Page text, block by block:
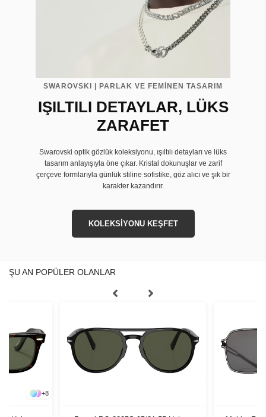
SWAROVSKI | PARLAK VE FEMİNEN TASARIM
IŞILTILI DETAYLAR, LÜKS
ZARAFET
Swarovski optik gözlük koleksiyonu, ışıltılı detayları ve lüks
tasarım anlayışıyla öne çıkar. Kristal dokunuşlar ve zarif
çerçeve formlarıyla günlük stiline sofistike, göz alıcı ve şık bir
karakter kazandırır.
KOLEKSİYONU KEŞFET
ŞU AN POPÜLER OLANLAR
+8